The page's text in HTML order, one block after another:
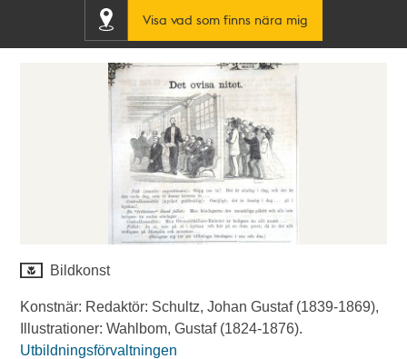
Visa vad som finns nära mig
Bildkonst
Konstnär: Redaktör: Schultz, Johan Gustaf (1839-1869),
Illustrationer: Wahlbom, Gustaf (1824-1876).
Utbildningsförvaltningen